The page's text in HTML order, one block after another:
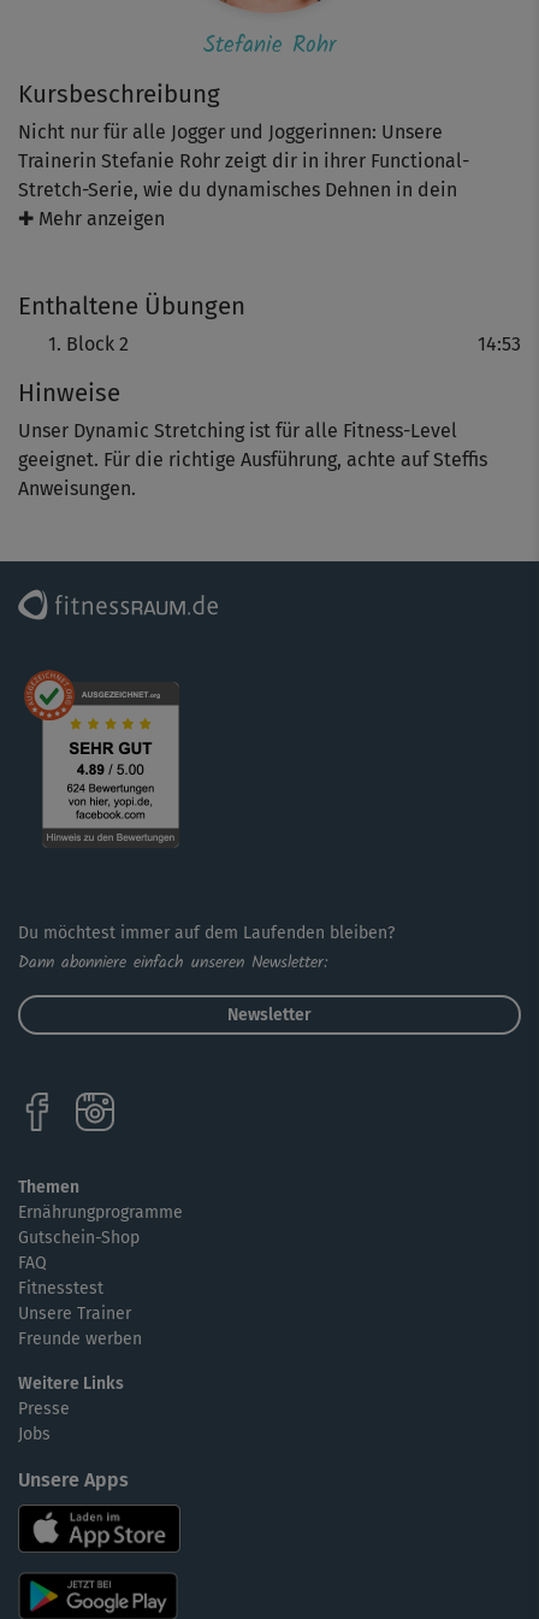
Kursbeschreibung
Nicht nur für alle Jogger und Joggerinnen: Unsere
Trainerin Stefanie Rohr zeigt dir in ihrer Functional-
Stretch-Serie​, wie du dynamisches Dehnen in dein
(Sport-)Leben integrierst. In dieser ​Unterkörper-Stretch-
Hüftgelenks. Die fließenden Bewegungen verbessern
deine Flexibilität, deine Mobilität, die Geschmeidigkeit
als wohltuende Bewegungseinheit für sportfreie Tage.
✚ Mehr anzeigen
Enthaltene Übungen
Block 2 14:53
Hinweise
Unser Dynamic Stretching ist für alle Fitness-Level
geeignet. Für die richtige Ausführung, achte auf Steffis
Anweisungen.
Stefanie Rohr
Du möchtest immer auf dem Laufenden bleiben?
Dann abonniere einfach unseren Newsletter:
Newsletter
Themen
Ernährungprogramme
Gutschein-Shop
FAQ
Fitnesstest
Unsere Trainer
Freunde werben
Weitere Links
Presse
Jobs
Unsere Apps